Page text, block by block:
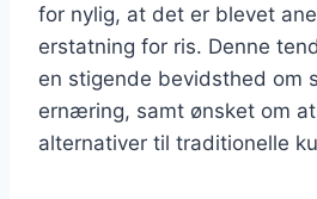
for nylig, at det er blevet
erstatning for ris. Denne
en stigende bevidsthed om
ernæring, samt ønsket om
alternativer til traditionelle